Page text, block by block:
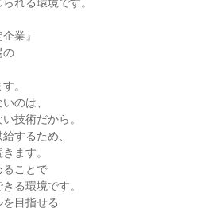
業』
の
。
のは、
技術だから。
するため、
ます。
ることで
る環境です。
目指せる